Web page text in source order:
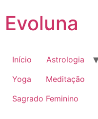
Evoluna
Início Astrologia
Yoga
Meditação
Sagrado Feminino